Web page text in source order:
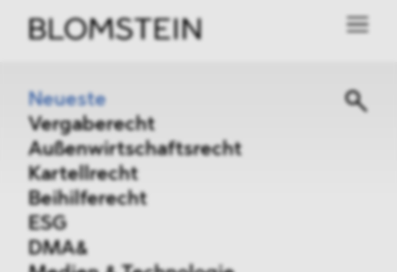
Neueste
Vergaberecht
Außenwirtschaftsrecht
Kartellrecht
Beihilferecht
ESG
DMA&